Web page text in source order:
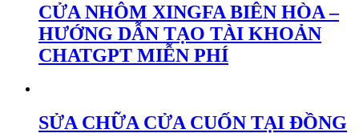
CỬA NHÔM XINGFA BIÊN HÒA –
HƯỚNG DẪN TẠO TÀI KHOẢN
CHATGPT MIỄN PHÍ
SỬA CHỮA CỬA CUỐN TẠI ĐỒNG